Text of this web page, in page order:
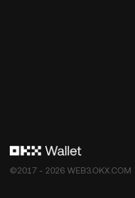
©2017 - 2026 WEB3.OKX.COM